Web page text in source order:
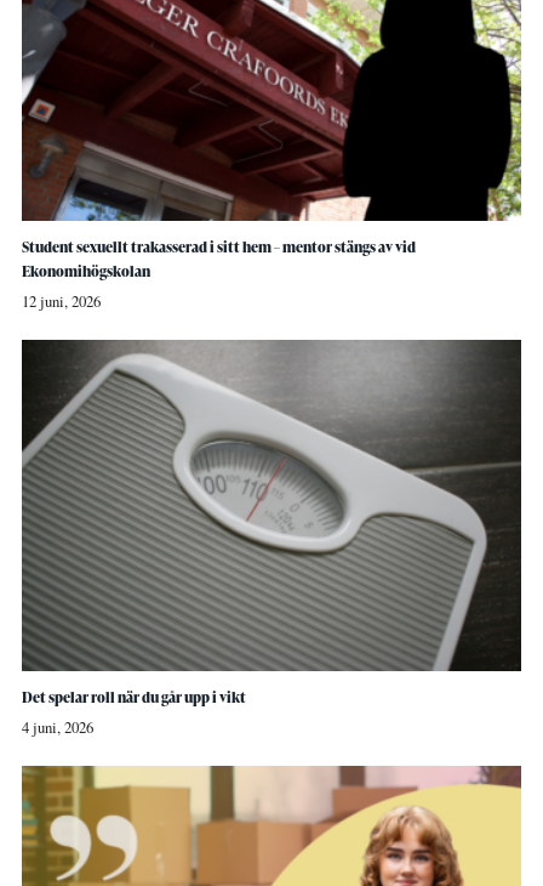
Student sexuellt trakasserad i sitt hem – mentor stängs av vid
Ekonomihögskolan
12 juni, 2026
Det spelar roll när du går upp i vikt
4 juni, 2026